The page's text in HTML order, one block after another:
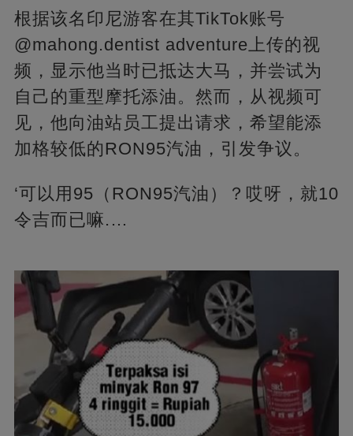
根据该名印尼游客在其TikTok账号
@mahong.dentist adventure上传的视
频，显示他当时已抵达大马，并尝试为
自己的重型摩托添油。然而，从视频可
见，他向油站员工提出请求，希望能添
加格较低的RON95汽油，引发争议。
‘可以用95（RON95汽油）？哎呀，就10
令吉而已嘛.…